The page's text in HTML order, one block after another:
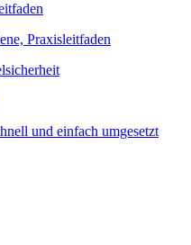
Praxisleitfaden
und einfach umgesetzt